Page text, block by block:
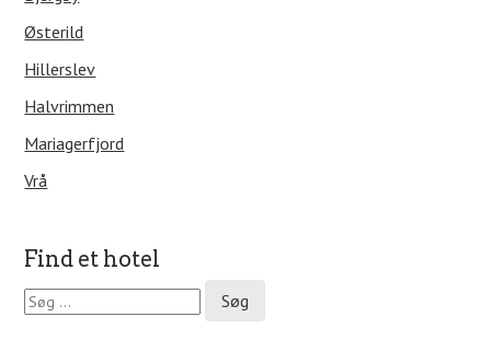
Østerild
Hillerslev
Halvrimmen
Mariagerfjord
Vrå
Find et hotel
S
ø